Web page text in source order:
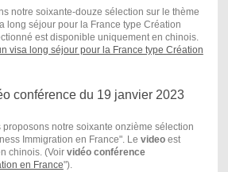
notre soixante-douze sélection sur le thème
long séjour pour la France type Création
est disponible uniquement en chinois.
visa long séjour pour la France type Création
conférence du 19 janvier 2023
notre soixante onzième sélection
Immigration en France". Le videoest
chinois. (Voir vidéo conférence
en France") .